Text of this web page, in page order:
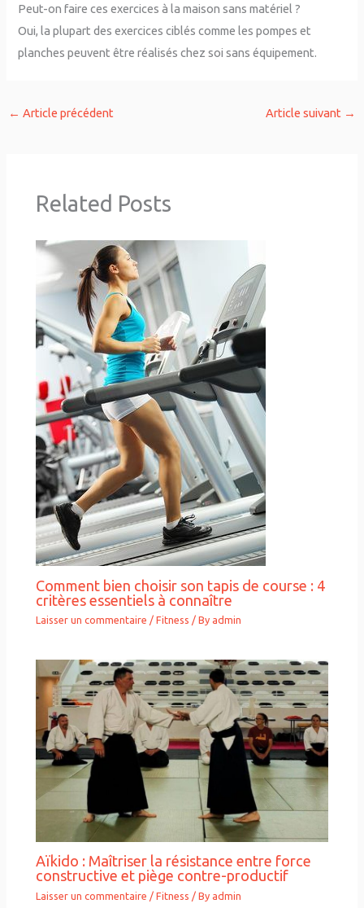
Peut-on faire ces exercices à la maison sans matériel ?
Oui, la plupart des exercices ciblés comme les pompes et
planches peuvent être réalisés chez soi sans équipement.
← Article précédent Article suivant →
Related Posts
Comment bien choisir son tapis de course : 4
critères essentiels à connaître
Laisser un commentaire /Fitness / By admin
Aïkido : Maîtriser la résistance entre force
constructive et piège contre-productif
Laisser un commentaire /Fitness / By admin